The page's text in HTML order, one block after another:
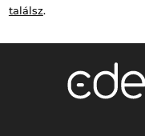
találsz.